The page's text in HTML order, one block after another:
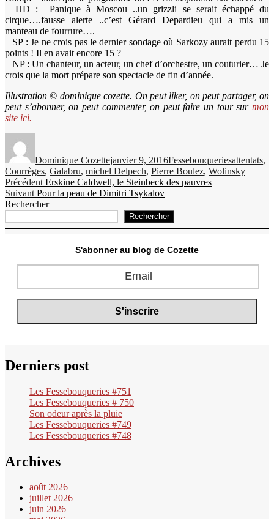
– HD : Panique à Moscou ..un grizzli se serait échappé du
cirque….fausse alerte ..c’est Gérard Depardieu qui a mis un
manteau de fourrure….
– SP : Je ne crois pas le dernier sondage où Sarkozy aurait perdu 15
points ! Il en avait encore 15 ?
– NP : Un chanteur, un acteur, un chef d’orchestre, un couturier… Je
crois que la mort prépare son spectacle de fin d’année.
Illustration © dominique cozette. On peut liker, on peut partager, on
peut s’abonner, on peut commenter, on peut faire un tour sur mon
site ici.
Dominique Cozettejanvier 9, 2016Fessebouqueriesattentats,
Courrèges, Galabru, michel Delpech, Pierre Boulez, Wolinsky
Navigation
de
Précédent Publication
précédente :
Erskine Caldwell, le Steinbeck des pauvres
Suivant Publication
suivante :
Pour la peau de Dimitri Tsykalov
Rechercher
Rechercher
S'abonner au blog de Cozette
Derniers post
Les Fessebouqueries #751
Les Fessebouqueries # 750
Son odeur après la pluie
Les Fessebouqueries #749
Les Fessebouqueries #748
Archives
août 2026
juillet 2026
juin 2026